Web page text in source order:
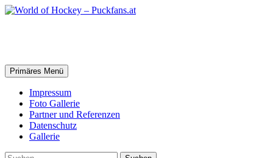
Zum
Suchen
Primäres Menü
Impressum
Foto Gallerie
Partner und Referenzen
Datenschutz
Gallerie